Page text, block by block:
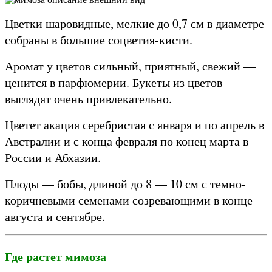
Цветки шаровидные, мелкие до 0,7 см в диаметре
собраны в большие соцветия-кисти.
Аромат у цветов сильный, приятный, свежий —
ценится в парфюмерии. Букеты из цветов
выглядят очень привлекательно.
Цветет акация серебристая с января и по апрель в
Австралии и с конца февраля по конец марта в
России и Абхазии.
Плоды — бобы, длиной до 8 — 10 см с темно-
коричневыми семенами созревающими в конце
августа и сентябре.
Где растет мимоза